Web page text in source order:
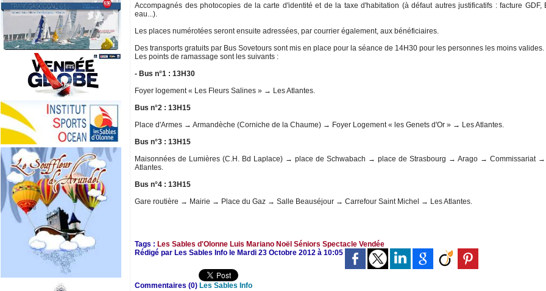
Accompagnés des photocopies de la carte d'identité et de la taxe d'habitation (à défaut autres justificatifs : facture GDF,
eau...).
Les places numérotées seront ensuite adressées, par courrier également, aux bénéficiaires.
Des transports gratuits par Bus Sovetours sont mis en place pour la séance de 14H30 pour les personnes les moins valides.
Les points de ramassage sont les suivants :
- Bus n°1 : 13H30
Foyer logement « Les Fleurs Salines » → Les Atlantes.
Bus n°2 : 13H15
Place d'Armes → Armandèche (Corniche de la Chaume) → Foyer Logement « les Genets d'Or » → Les Atlantes.
Bus n°3 : 13H15
Maisonnées de Lumières (C.H. Bd Laplace) → place de Schwabach → place de Strasbourg → Arago → Commissariat
Atlantes.
Bus n°4 : 13H15
Gare routière → Mairie → Place du Gaz → Salle Beauséjour → Carrefour Saint Michel → Les Atlantes.
Tags : Les Sables d'Olonne Luis Mariano Noël Séniors Spectacle Vendée
Rédigé par Les Sables Info le Mardi 23 Octobre 2012 à 10:05
Commentaires (0) Les Sables Info